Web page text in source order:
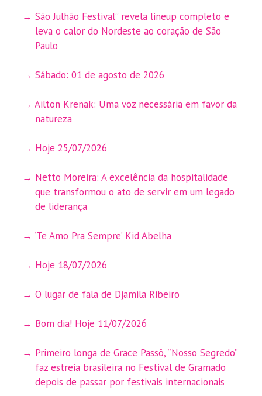
São Julhão Festival” revela lineup completo e
leva o calor do Nordeste ao coração de São
Paulo
Sábado: 01 de agosto de 2026
Ailton Krenak: Uma voz necessária em favor da
natureza
Hoje 25/07/2026
Netto Moreira: A excelência da hospitalidade
que transformou o ato de servir em um legado
de liderança
‘Te Amo Pra Sempre’ Kid Abelha
Hoje 18/07/2026
O lugar de fala de Djamila Ribeiro
Bom dia! Hoje 11/07/2026
Primeiro longa de Grace Passô, “Nosso Segredo”
faz estreia brasileira no Festival de Gramado
depois de passar por festivais internacionais